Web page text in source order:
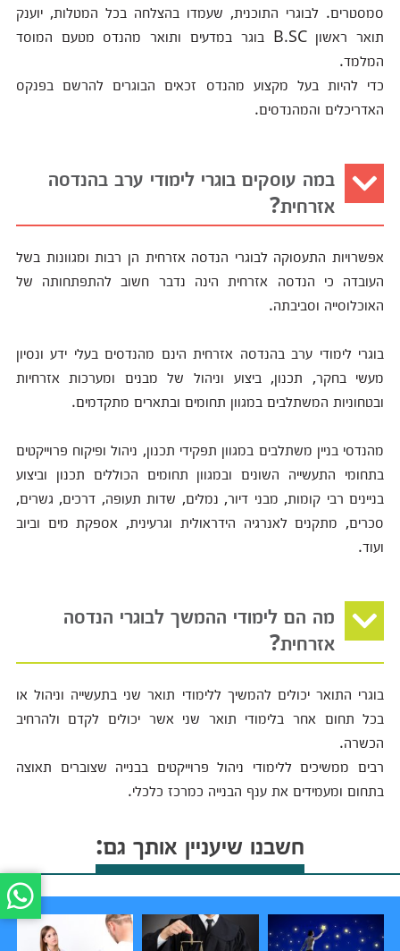
סמסטרים. לבוגרי התוכנית, שעמדו בהצלחה בכל המטלות, יוענק
תואר ראשון B.SC בוגר במדעים ותואר מהנדס מטעם המוסד
המלמד.
כדי להיות בעל מקצוע מהנדס זכאים הבוגרים להרשם בפנקס
האדריכלים והמהנדסים.
במה עוסקים בוגרי לימודי ערב בהנדסה
אזרחית?
אפשרויות התעסוקה לבוגרי הנדסה אזרחית הן רבות ומגוונות בשל
העובדה כי הנדסה אזרחית הינה נדבר חשוב להתפתחותה של
האוכלוסייה וסביבתה.
בוגרי לימודי ערב בהנדסה אזרחית הינם מהנדסים בעלי ידע ונסיון
מעשי בחקר, תכנון, ביצוע וניהול של מבנים ומערכות אזרחיות
ובטחוניות המשתלבים במגוון תחומים ובתארים מתקדמים.
מהנדסי בניין משתלבים במגוון תפקידי תכנון, ניהול ופיקוח פרוייקטים
בתחומי התעשייה השונים ובמגוון תחומים הכוללים תכנון וביצוע
בניינים רבי קומות, מבני דיור, נמלים, שדות תעופה, דרכים, גשרים,
סכרים, מתקנים לאנרגיה הידראולית וגרעינית, אספקת מים וביוב
ועוד.
מה הם לימודי ההמשך לבוגרי הנדסה
אזרחית?
בוגרי התואר יכולים להמשיך ללימודי תואר שני בתעשייה וניהול או
בכל תחום אחר בלימודי תואר שני אשר יכולים לקדם ולהרחיב
הכשרה.
רבים ממשיכים ללימודי ניהול פרוייקטים בבנייה שצוברים תאוצה
בתחום ומעמידים את ענף הבנייה כמרכז כלכלי.
חשבנו שיעניין אותך גם: